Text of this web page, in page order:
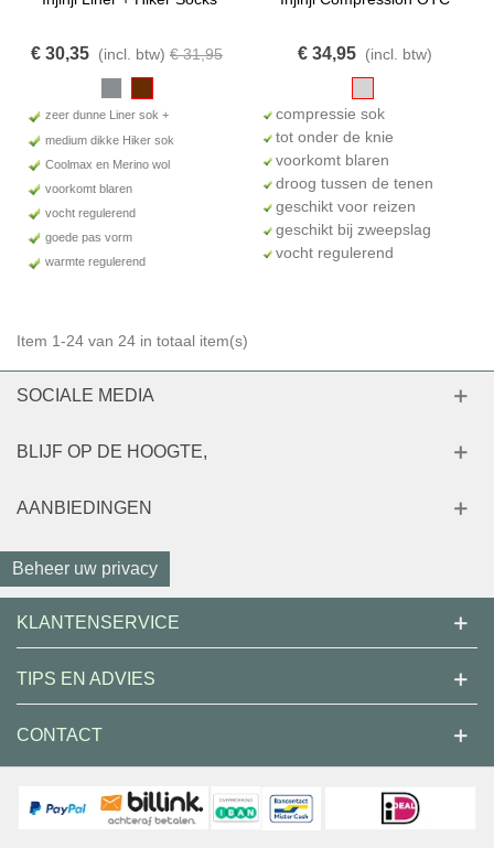
€ 30,35 (incl. btw) € 31,95
zeer dunne Liner sok +
medium dikke Hiker sok
Coolmax en Merino wol
voorkomt blaren
vocht regulerend
goede pas vorm
warmte regulerend
€ 34,95 (incl. btw)
compressie sok
tot onder de knie
voorkomt blaren
droog tussen de tenen
geschikt voor reizen
geschikt bij zweepslag
vocht regulerend
Item 1-24 van 24 in totaal item(s)
SOCIALE MEDIA
BLIJF OP DE HOOGTE,
AANBIEDINGEN
Beheer uw privacy
KLANTENSERVICE
TIPS EN ADVIES
CONTACT